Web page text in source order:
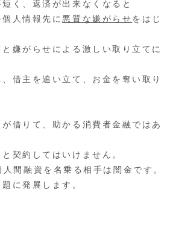
く、返済が出来なくなると
人情報先に 悪質な嫌がらせをはじ
嫌がらせによる激しい取り立てに
借主を追い立て、お金を奪い取り
借りて、助かる消費者金融ではあ
契約してはいけません。
間融資を名乗る相手は闇金です。
に発展します。